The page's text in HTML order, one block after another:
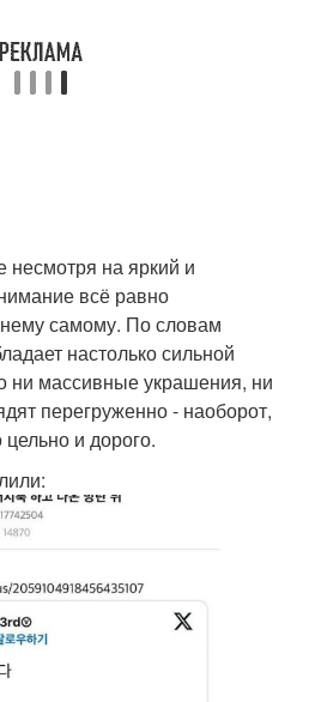
несмотря на яркий и
всё равно
нему самому. По словам
настолько сильной
ни массивные украшения, ни
перегруженно - наоборот,
и дорого.